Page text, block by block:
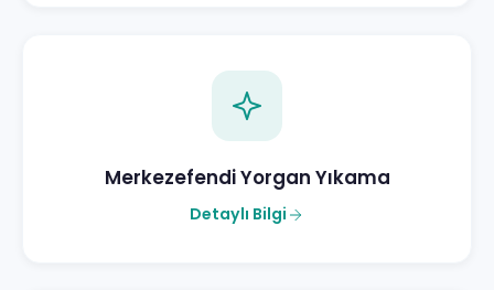
Merkezefendi Yorgan Yıkama
Detaylı Bilgi